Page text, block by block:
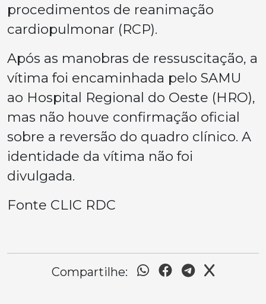
procedimentos de reanimação
cardiopulmonar (RCP).
Após as manobras de ressuscitação, a
vítima foi encaminhada pelo SAMU
ao Hospital Regional do Oeste (HRO),
mas não houve confirmação oficial
sobre a reversão do quadro clínico. A
identidade da vítima não foi
divulgada.
Fonte CLIC RDC
Compartilhe: